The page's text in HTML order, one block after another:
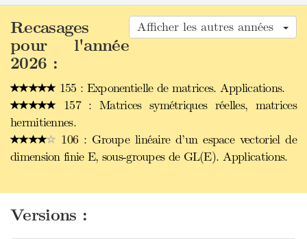
Afficher les autres années
Recasages
pour l'année
2026 :
155 : Exponentielle de matrices. Applications.
157 : Matrices symétriques réelles, matrices
hermitiennes.
106 : Groupe linéaire d’un espace vectoriel de
dimension finie E, sous-groupes de GL(E). Applications.
Versions :